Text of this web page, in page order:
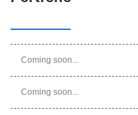
Coming soon...
Coming soon...